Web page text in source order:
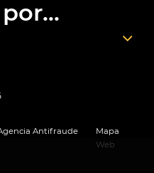
Antifraude
Mapa
Web